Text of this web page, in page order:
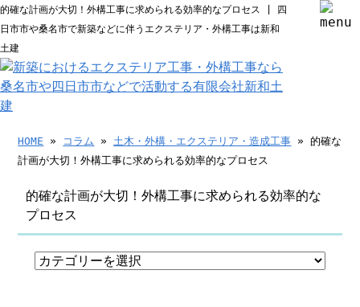
的確な計画が大切！外構工事に求められる効率的なプロセス | 四
日市市や桑名市で新築などに伴うエクステリア・外構工事は新和
土建
HOME » コラム »土木・外構・エクステリア・造成工事 » 的確な
計画が大切！外構工事に求められる効率的なプロセス
的確な計画が大切！外構工事に求められる効率的な
プロセス